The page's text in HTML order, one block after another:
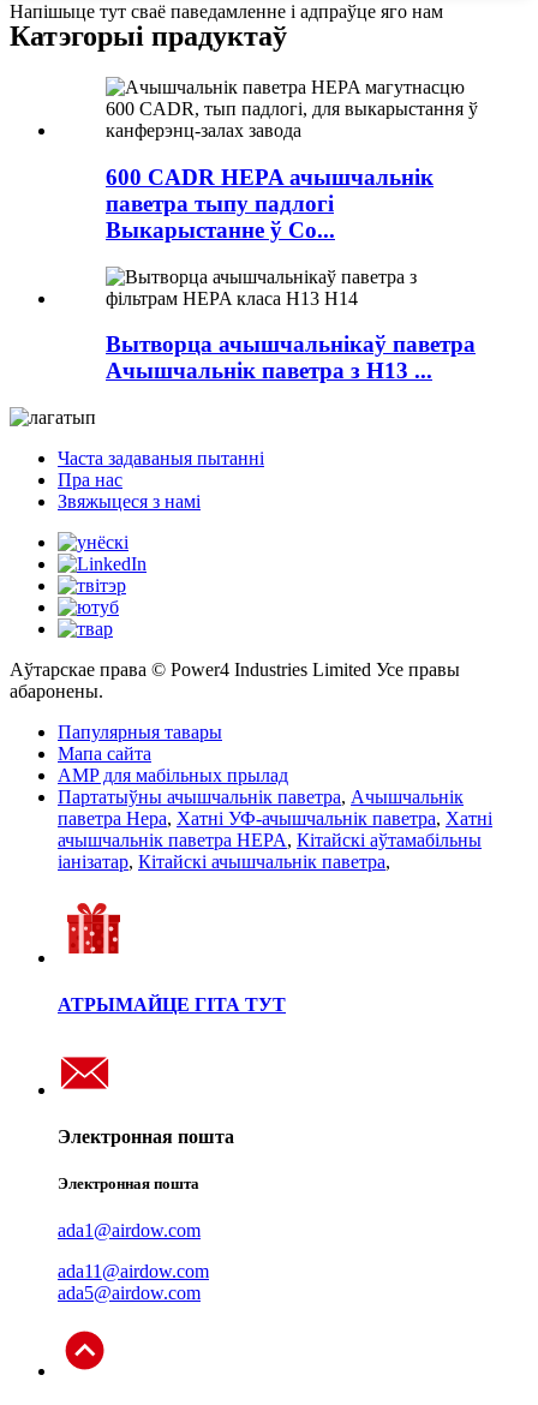
Напішыце тут сваё паведамленне і адпраўце яго нам
Катэгорыі прадуктаў
600 CADR HEPA ачышчальнік
паветра тыпу падлогі
Выкарыстанне ў Co...
Вытворца ачышчальнікаў паветра
Ачышчальнік паветра з H13 ...
Часта задаваныя пытанні
Пра нас
Звяжыцеся з намі
Аўтарскае права © Power4 Industries Limited Усе правы
абаронены.
Папулярныя тавары
Мапа сайта
AMP для мабільных прылад
Партатыўны ачышчальнік паветра, Ачышчальнік
паветра Hepa, Хатні УФ-ачышчальнік паветра, Хатні
ачышчальнік паветра HEPA, Кітайскі аўтамабільны
іанізатар, Кітайскі ачышчальнік паветра,
АТРЫМАЙЦЕ ГІТА ТУТ
Электронная пошта
Электронная пошта
ada1@airdow.com
ada11@airdow.com
ada5@airdow.com